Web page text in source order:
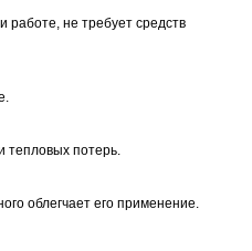
работе, не требует средств
тепловых потерь.
облегчает его применение.